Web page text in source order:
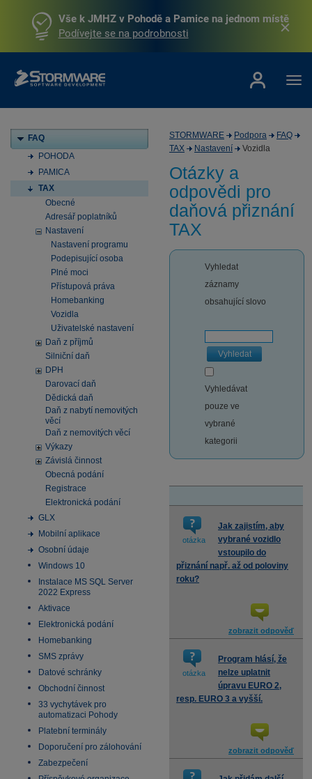
Vše k JMHZ v Pohodě a Pamice na jednom místě
Podívejte se na podrobnosti
FAQ
POHODA
PAMICA
TAX
Obecné
Adresář poplatníků
Nastavení
Nastavení programu
Podepisující osoba
Plné moci
Přístupová práva
Homebanking
Vozidla
Uživatelské nastavení
Daň z příjmů
Silniční daň
DPH
Darovací daň
Dědická daň
Daň z nabytí nemovitých
věcí
Daň z nemovitých věcí
Výkazy
Závislá činnost
Obecná podání
Registrace
Elektronická podání
GLX
Mobilní aplikace
Osobní údaje
Windows 10
Instalace MS SQL Server
2022 Express
Aktivace
Elektronická podání
Homebanking
SMS zprávy
Datové schránky
Obchodní činnost
33 vychytávek pro
automatizaci Pohody
Platební terminály
Doporučení pro zálohování
Zabezpečení
STORMWARE Podpora
FAQ
TAX
Nastavení Vozidla
Otázky a
odpovědi pro
daňová přiznání
TAX
Vyhledat
záznamy
obsahující slovo
Vyhledat
Vyhledávat
pouze ve
vybrané
kategorii
otázka
Jak zajistím, aby
vybrané vozidlo
vstoupilo do
přiznání např. až od poloviny
roku?
zobrazit odpověď
otázka
Program hlásí, že
nelze uplatnit
úpravu EURO 2,
resp. EURO 3 a vyšší.
zobrazit odpověď